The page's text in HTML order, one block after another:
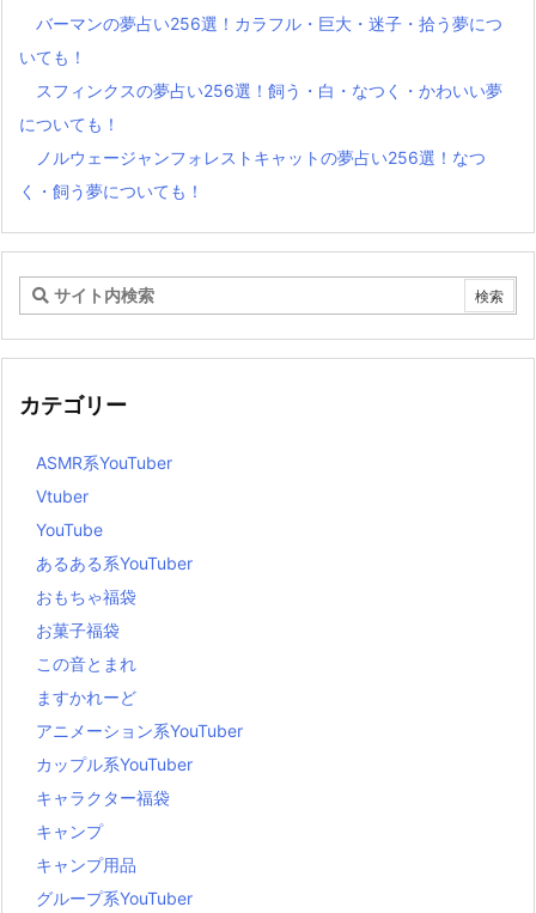
バーマンの夢占い256選！カラフル・巨大・迷子・拾う夢につ
いても！
スフィンクスの夢占い256選！飼う・白・なつく・かわいい夢
についても！
ノルウェージャンフォレストキャットの夢占い256選！なつ
く・飼う夢についても！
カテゴリー
ASMR系YouTuber
Vtuber
YouTube
あるある系YouTuber
おもちゃ福袋
お菓子福袋
この音とまれ
ますかれーど
アニメーション系YouTuber
カップル系YouTuber
キャラクター福袋
キャンプ
キャンプ用品
グループ系YouTuber